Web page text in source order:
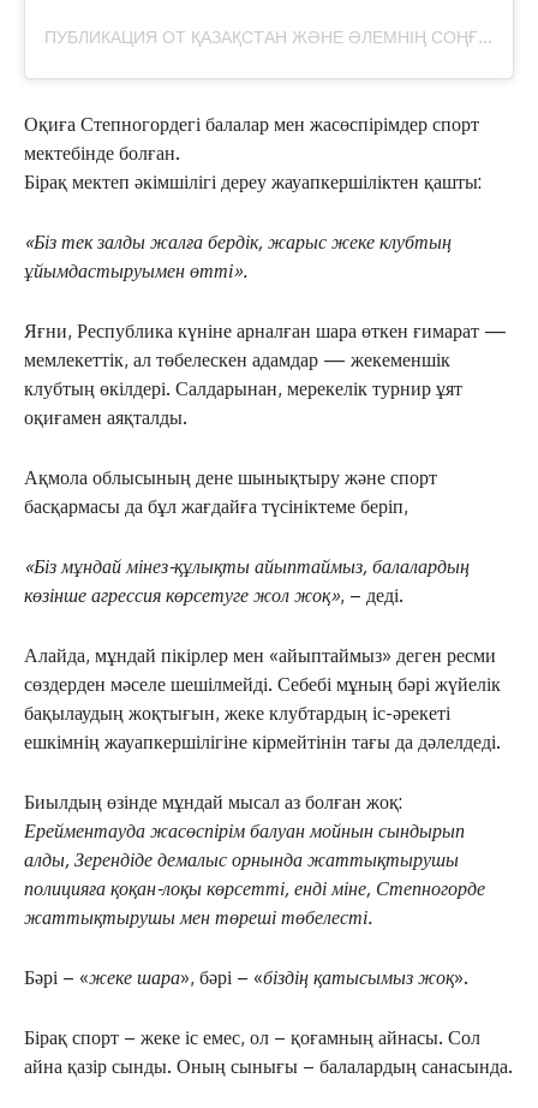
П
УБЛИКАЦИЯ ОТ ҚАЗАҚСТАН ЖӘНЕ ӘЛЕМНІҢ СОҢҒЫ ЖАҢАЛЫҚТАРЫ (@ESILNEWS.KZ)
Оқиға Степногордегі балалар мен жасөспірімдер спорт
мектебінде болған.
Бірақ мектеп әкімшілігі дереу жауапкершіліктен қашты:
«Біз тек залды жалға бердік, жарыс жеке клубтың
ұйымдастыруымен өтті».
Яғни, Республика күніне арналған шара өткен ғимарат —
мемлекеттік, ал төбелескен адамдар — жекеменшік
клубтың өкілдері. Салдарынан, мерекелік турнир ұят
оқиғамен аяқталды.
Ақмола облысының дене шынықтыру және спорт
басқармасы да бұл жағдайға түсініктеме беріп,
«Біз мұндай мінез-құлықты айыптаймыз, балалардың
көзінше агрессия көрсетуге жол жоқ», – деді.
Алайда, мұндай пікірлер мен «айыптаймыз» деген ресми
сөздерден мәселе шешілмейді. Себебі мұның бәрі жүйелік
бақылаудың жоқтығын, жеке клубтардың іс-әрекеті
ешкімнің жауапкершілігіне кірмейтінін тағы да дәлелдеді.
Биылдың өзінде мұндай мысал аз болған жоқ:
Ерейментауда жасөспірім балуан мойнын сындырып
алды, Зерендіде демалыс орнында жаттықтырушы
полицияға қоқан-лоқы көрсетті, енді міне, Степногорде
жаттықтырушы мен төреші төбелесті.
Бәрі – «жеке шара», бәрі – «біздің қатысымыз жоқ».
Бірақ спорт – жеке іс емес, ол – қоғамның айнасы. Сол
айна қазір сынды. Оның сынығы – балалардың санасында.